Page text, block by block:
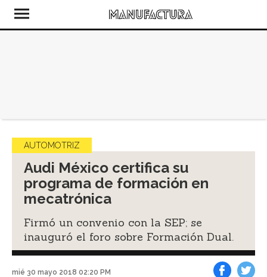
AUTOMOTRIZ
Audi México certifica su
programa de formación en
mecatrónica
Firmó un convenio con la SEP; se
inauguró el foro sobre Formación Dual.
mié 30 mayo 2018 02:20 PM